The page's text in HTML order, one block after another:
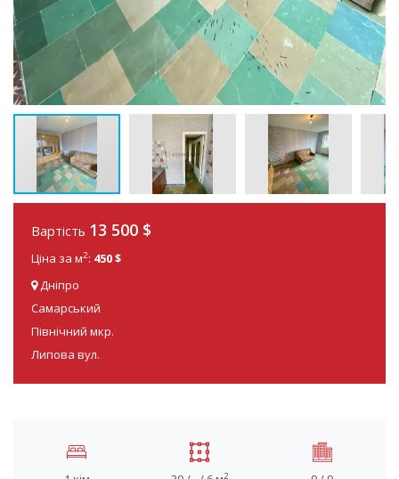
Вартість 13 500 $
Ціна за м2: 450 $
Дніпро
Самарський
Північний мкр.
Липова вул.
2